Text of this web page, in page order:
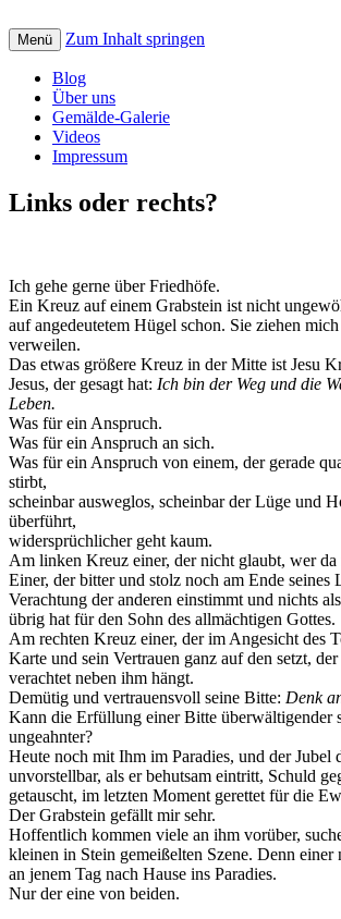
St. Petrus Kreativ
Creative art for God: Bilder,
und Videos mit christlicher
Menü Zum Inhalt springen
Blog
Über uns
Gemälde-Galerie
Videos
Impressum
Links oder rechts?
Ich gehe gerne über Friedhöfe.
Ein Kreuz auf einem Grabstein ist nicht
auf angedeutetem Hügel schon. Sie ziehen
verweilen.
Das etwas größere Kreuz in der Mitte ist Jesu
Jesus, der gesagt hat: Ich bin der Weg und die
Leben.
Was für ein Anspruch.
Was für ein Anspruch an sich.
Was für ein Anspruch von einem, der gerade
stirbt,
scheinbar ausweglos, scheinbar der Lüge und
überführt,
widersprüchlicher geht kaum.
Am linken Kreuz einer, der nicht glaubt, wer da
Einer, der bitter und stolz noch am Ende seines
Verachtung der anderen einstimmt und nichts
übrig hat für den Sohn des allmächtigen Gottes.
Am rechten Kreuz einer, der im Angesicht des
Karte und sein Vertrauen ganz auf den setzt,
verachtet neben ihm hängt.
Demütig und vertrauensvoll seine Bitte: Denk
Kann die Erfüllung einer Bitte überwältigender
ungeahnter?
Heute noch mit Ihm im Paradies, und der Jubel
unvorstellbar, als er behutsam eintritt, Schuld
getauscht, im letzten Moment gerettet für die
Der Grabstein gefällt mir sehr.
Hoffentlich kommen viele an ihm vorüber,
kleinen in Stein gemeißelten Szene. Denn einer
an jenem Tag nach Hause ins Paradies.
Nur der eine von beiden.